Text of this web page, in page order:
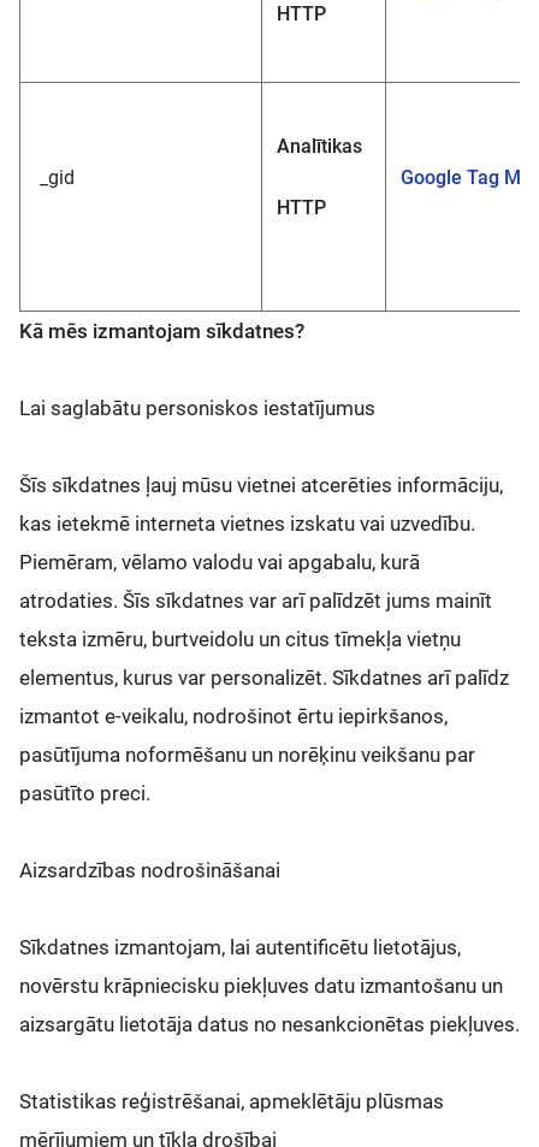
HTTP
_gid
Analītikas
HTTP
Google Tag
Kā mēs izmantojam sīkdatnes?
Lai saglabātu personiskos iestatījumus
Šīs sīkdatnes ļauj mūsu vietnei atcerēties informāciju,
kas ietekmē interneta vietnes izskatu vai uzvedību.
Piemēram, vēlamo valodu vai apgabalu, kurā
atrodaties. Šīs sīkdatnes var arī palīdzēt jums mainīt
teksta izmēru, burtveidolu un citus tīmekļa vietņu
elementus, kurus var personalizēt. Sīkdatnes arī palīdz
izmantot e-veikalu, nodrošinot ērtu iepirkšanos,
pasūtījuma noformēšanu un norēķinu veikšanu par
pasūtīto preci.
Aizsardzības nodrošināšanai
Sīkdatnes izmantojam, lai autentificētu lietotājus,
novērstu krāpniecisku piekļuves datu izmantošanu un
aizsargātu lietotāja datus no nesankcionētas piekļuves.
Statistikas reģistrēšanai, apmeklētāju plūsmas
mērījumiem un tīkla drošībai